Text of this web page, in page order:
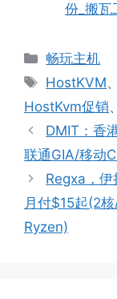
份_搬瓦
分
类
畅玩主机
标
签
HostKVM、
HostKvm促销
DMIT：香
联通GIA/移动
Regxa，
月付$15起(2
Ryzen)